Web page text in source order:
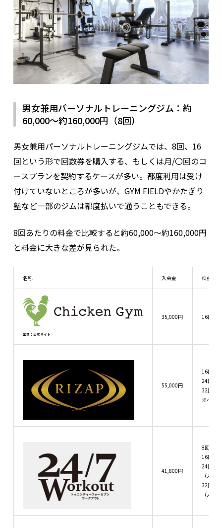
男女兼用パーソナルトレーニングジム：約
60,000～約160,000円（8回）
男女兼用パーソナルトレーニングジムでは、8回、16
回という形で回数券を購入する、もしくは月/〇回のコ
ースプランを契約するケースが多い。都度利用は受け
付けていないところが多いが、GYM FIELDやかたぎり
塾など一部のジムは都度払いで通うこともできる。
8回あたりの料金で比較すると約60,000～約160,000円
と料金に大きな差が見られた。
名称 入会金 料金プ
出典：公式サイト
35,000円 16回：
55,000円
16回：
24回：
32回：
※ベーシ
41,800円
8回：
16回：
24回：
（入会
32回：
（入会